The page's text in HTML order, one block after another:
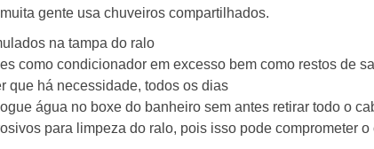
gente usa chuveiros compartilhados.
na tampa do ralo
como condicionador em excesso bem como restos de
que há necessidade, todos os dias
água no boxe do banheiro sem antes retirar todo o
para limpeza do ralo, pois isso pode comprometer